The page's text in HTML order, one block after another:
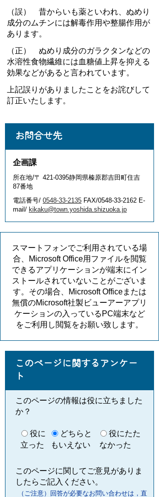
（誤） 昔からいも薬といわれ、ぬめり
成分のムチンには解毒作用や整腸作用が
あります。
（正） ぬめり成分のガラクタンなどの
水溶性食物繊維には血糖値上昇を抑える
効果などがあると言われています。
上記誤りがありましたことをお詫びして
訂正いたします。
お問合せ先
企画課
所在地/〒 421-0395静岡県榛原郡吉田町住吉
87番地
電話番号/ 0548-33-2135 FAX/0548-33-2162 E-
mail/ kikaku@town.yoshida.shizuoka.jp
スマートフォンでご利用されている場
合、Microsoft Office用ファイルを閲覧
できるアプリケーションが端末にイン
ストールされていないことがございま
す。その場合、Microsoft Officeまたは
無償のMicrosoft社製ビューアーアプリ
ケーションの入っているPC端末など
をご利用し閲覧をお願い致します。
このページに関するアンケー
ト
このページの情報は役に立ちました
か？
役に
立った
どちらと
もいえない
役にたた
なかった
このページに関してご意見がありま
したらご記入ください。
（ご注意）回答が必要なお問い合わせは，直